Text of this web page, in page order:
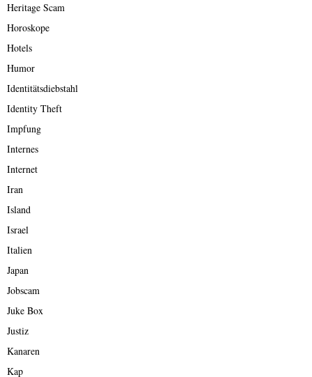
Heritage Scam
Horoskope
Hotels
Humor
Identitätsdiebstahl
Identity Theft
Impfung
Internes
Internet
Iran
Island
Israel
Italien
Japan
Jobscam
Juke Box
Justiz
Kanaren
Kap